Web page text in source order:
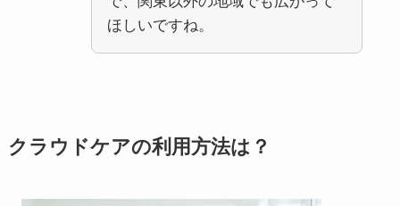
ほしいですね。
クラウドケアの利用方法は？